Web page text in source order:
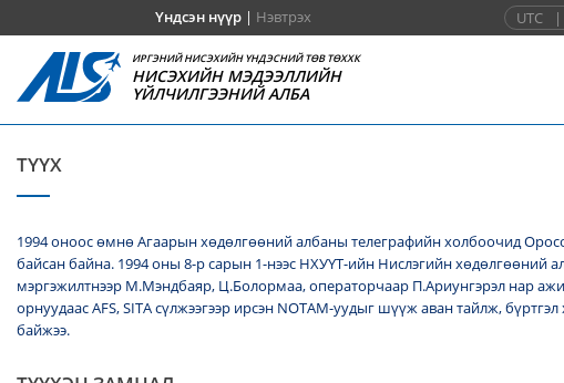
Үндсэн нүүр| Нэвтрэх UTC |
ИРГЭНИЙ НИСЭХИЙН ҮНДЭСНИЙ ТӨВ ТӨХХК
НИСЭХИЙН МЭДЭЭЛЛИЙН
ҮЙЛЧИЛГЭЭНИЙ АЛБА
ТҮҮХ
1994 оноос өмнө Агаарын хөдөлгөөний албаны телеграфийн холбоочид
байсан байна. 1994 оны 8-р сарын 1-нээс НХУҮТ-ийн Нислэгийн хөдөлгөөний
мэргэжилтнээр М.Мэндбаяр, Ц.Болормаа, операторчаар П.Ариунгэрэл нар
орнуудаас AFS, SITA сүлжээгээр ирсэн NОТАМ-уудыг шүүж аван тайлж,
байжээ.